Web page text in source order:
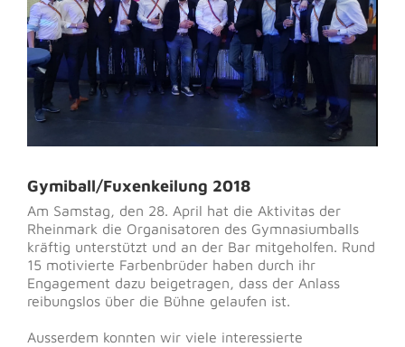
Gymiball/Fuxenkeilung 2018
Am Samstag, den 28. April hat die Aktivitas der
Rheinmark die Organisatoren des Gymnasiumballs
kräftig unterstützt und an der Bar mitgeholfen. Rund
15 motivierte Farbenbrüder haben durch ihr
Engagement dazu beigetragen, dass der Anlass
reibungslos über die Bühne gelaufen ist.
Ausserdem konnten wir viele interessierte